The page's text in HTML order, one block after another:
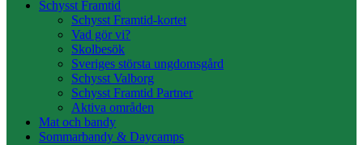
Schysst Framtid
Schysst Framtid-kortet
Vad gör vi?
Skolbesök
Sveriges största ungdomsgård
Schysst Valborg
Schysst Framtid Partner
Aktiva områden
Mat och bandy
Sommarbandy & Daycamps